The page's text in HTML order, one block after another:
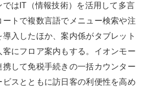
はIT（情報技術）を活用して多言
トで複数言語でメニュー検索や注
入したほか、案内係がタブレット
にフロア案内もする。イオンモー
携して免税手続きの一括カウンター
ビスとともに訪日客の利便性を高め